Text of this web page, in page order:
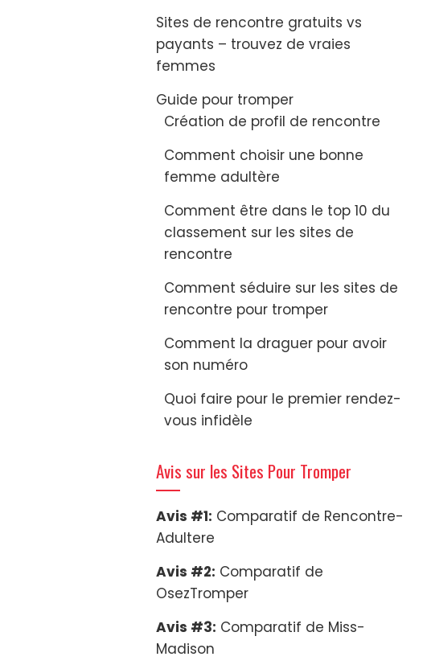
Sites de rencontre gratuits vs
payants – trouvez de vraies
femmes
Guide pour tromper
Création de profil de rencontre
Comment choisir une bonne
femme adultère
Comment être dans le top 10 du
classement sur les sites de
rencontre
Comment séduire sur les sites de
rencontre pour tromper
Comment la draguer pour avoir
son numéro
Quoi faire pour le premier rendez-
vous infidèle
Avis sur les Sites Pour Tromper
Avis #1: Comparatif de Rencontre-
Adultere
Avis #2: Comparatif de
OsezTromper
Avis #3: Comparatif de Miss-
Madison